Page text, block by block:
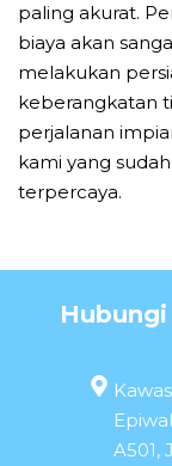
paling akurat.
biaya akan
melakukan
keberangkatan
perjalanan
kami yang
terpercaya.
A501,